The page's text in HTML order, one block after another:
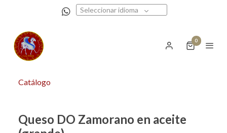
Seleccionar idioma
0
Catálogo
Queso DO Zamorano en aceite